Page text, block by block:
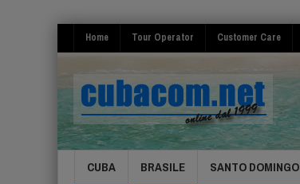
Home Tour Operator Customer Care
CUBA BRASILE SANTO DOMINGO